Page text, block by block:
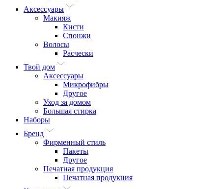
Аксессуары
Макияж
Кисти
Спонжи
Волосы
Расчески
Твой дом
Аксессуары
Микрофибры
Другое
Уход за домом
Большая стирка
Наборы
Бренд
Фирменный стиль
Пакеты
Другое
Печатная продукция
Печатная продукция